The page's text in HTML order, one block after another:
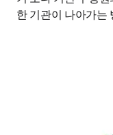
한 기관이 나아가는